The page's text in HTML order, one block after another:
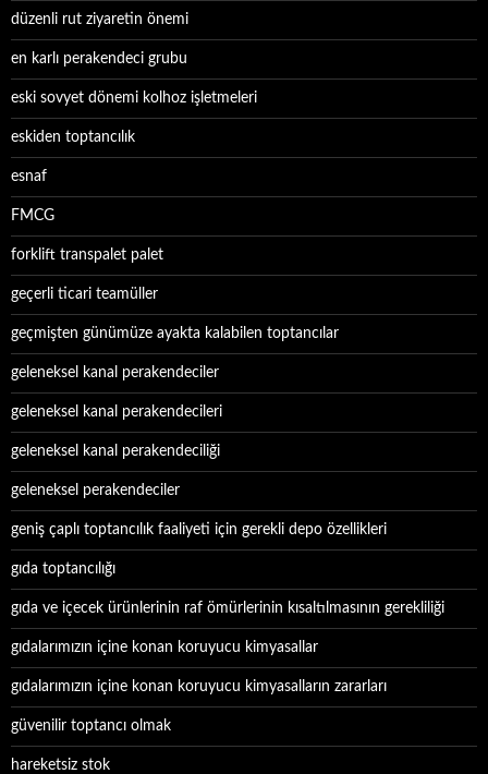
düzenli rut ziyaretin önemi
en karlı perakendeci grubu
eski sovyet dönemi kolhoz işletmeleri
eskiden toptancılık
esnaf
FMCG
forklift transpalet palet
geçerli ticari teamüller
geçmişten günümüze ayakta kalabilen toptancılar
geleneksel kanal perakendeciler
geleneksel kanal perakendecileri
geleneksel kanal perakendeciliği
geleneksel perakendeciler
geniş çaplı toptancılık faaliyeti için gerekli depo özellikleri
gıda toptancılığı
gıda ve içecek ürünlerinin raf ömürlerinin kısaltılmasının gerekliliği
gıdalarımızın içine konan koruyucu kimyasallar
gıdalarımızın içine konan koruyucu kimyasalların zararları
güvenilir toptancı olmak
hareketsiz stok